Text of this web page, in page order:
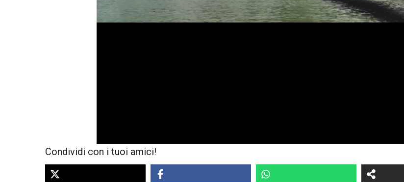
Condividi con i tuoi amici!